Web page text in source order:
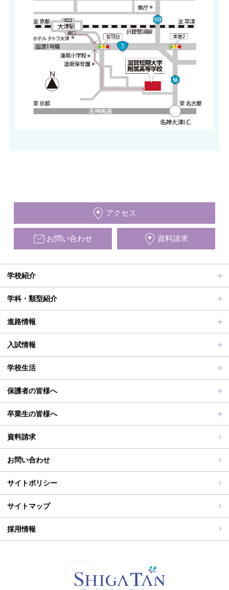
アクセス
お問い合わせ 資料請求
学校紹介
ごあいさつ、沿革
動画で見る学校案内、SUMIRE100-Fes
施設紹介
アクセス
め対策基本方針
学科・類型紹介
普通科Ⅱ類
普通科Ⅰ類
滋賀短での学び
進路情報
進路サポート
合格者メッセージ
進路実績
滋賀短期大学への推薦制度
入試情報
オープンスクール
オープンスクールレポート
2026年度（令和8年度）募集概要
過去の入試問題
学校生活
部活動、生徒会行事
制服紹介
海外研修旅行
学校行事
保護者の皆様へ
保護者の皆様へ
PT通信
卒業生の皆様へ
各種証明書交付について
同窓会事務局よりお知らせ
同窓会報（すみれ）、すみれweb
ご住所変更
資料請求
お問い合わせ
サイトポリシー
サイトマップ
採用情報